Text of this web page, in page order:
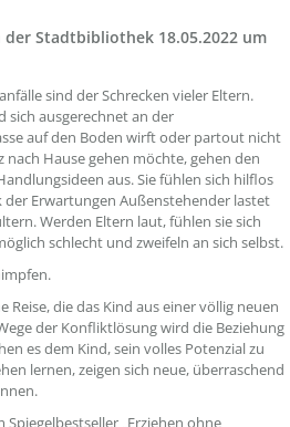
Stadtbibliothek 18.05.2022 um
titel ???
sind der Schrecken vieler Eltern.
sich ausgerechnet an der
auf den Boden wirft oder partout nicht
nach Hause gehen möchte, gehen den
aus. Sie fühlen sich hilflos
der Erwartungen Außenstehender lastet
Werden Eltern laut, fühlen sie sich
schlecht und zweifeln an sich selbst.
die das Kind aus einer völlig neuen
der Konfliktlösung wird die Beziehung
es dem Kind, sein volles Potenzial zu
lernen, zeigen sich neue, überraschend
„Erziehen ohne